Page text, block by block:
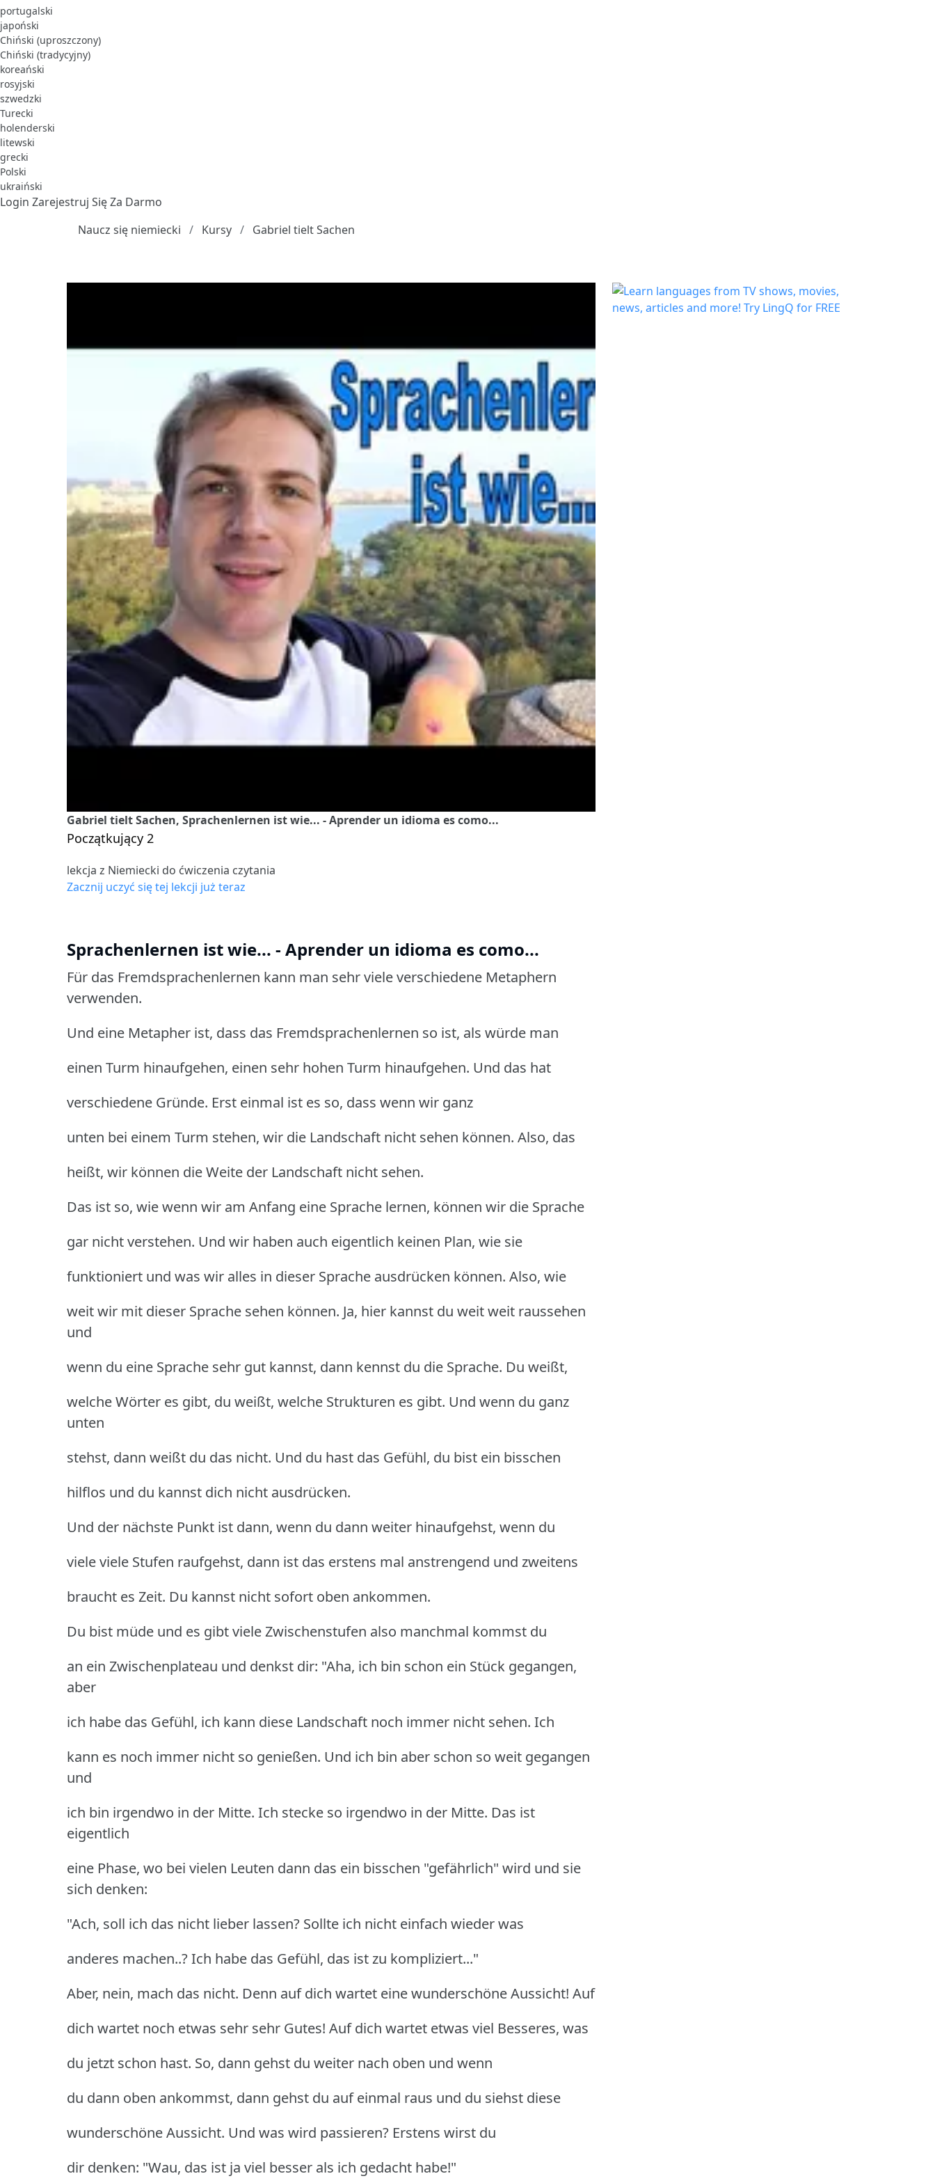
portugalski
japoński
Chiński (uproszczony)
Chiński (tradycyjny)
koreański
rosyjski
szwedzki
Turecki
holenderski
litewski
grecki
Polski
ukraiński
Login Zarejestruj Się Za Darmo
Naucz się niemiecki
Kursy Gabriel tielt Sachen
Gabriel tielt Sachen, Sprachenlernen ist wie... - Aprender un idioma es como...
Początkujący 2
lekcja z Niemiecki do ćwiczenia czytania
Zacznij uczyć się tej lekcji już teraz
Sprachenlernen ist wie... - Aprender un idioma es como...
Für das Fremdsprachenlernen kann man sehr viele verschiedene Metaphern
verwenden.
Und eine Metapher ist, dass das Fremdsprachenlernen so ist, als würde man
einen Turm hinaufgehen, einen sehr hohen Turm hinaufgehen. Und das hat
verschiedene Gründe. Erst einmal ist es so, dass wenn wir ganz
unten bei einem Turm stehen, wir die Landschaft nicht sehen können. Also, das
heißt, wir können die Weite der Landschaft nicht sehen.
Das ist so, wie wenn wir am Anfang eine Sprache lernen, können wir die Sprache
gar nicht verstehen. Und wir haben auch eigentlich keinen Plan, wie sie
funktioniert und was wir alles in dieser Sprache ausdrücken können. Also, wie
weit wir mit dieser Sprache sehen können. Ja, hier kannst du weit weit raussehen
und
wenn du eine Sprache sehr gut kannst, dann kennst du die Sprache. Du weißt,
welche Wörter es gibt, du weißt, welche Strukturen es gibt. Und wenn du ganz
unten
stehst, dann weißt du das nicht. Und du hast das Gefühl, du bist ein bisschen
hilflos und du kannst dich nicht ausdrücken.
Und der nächste Punkt ist dann, wenn du dann weiter hinaufgehst, wenn du
viele viele Stufen raufgehst, dann ist das erstens mal anstrengend und zweitens
braucht es Zeit. Du kannst nicht sofort oben ankommen.
Du bist müde und es gibt viele Zwischenstufen also manchmal kommst du
an ein Zwischenplateau und denkst dir: "Aha, ich bin schon ein Stück gegangen,
aber
ich habe das Gefühl, ich kann diese Landschaft noch immer nicht sehen. Ich
kann es noch immer nicht so genießen. Und ich bin aber schon so weit gegangen
und
ich bin irgendwo in der Mitte. Ich stecke so irgendwo in der Mitte. Das ist
eigentlich
eine Phase, wo bei vielen Leuten dann das ein bisschen "gefährlich" wird und sie
sich denken:
"Ach, soll ich das nicht lieber lassen? Sollte ich nicht einfach wieder was
anderes machen..? Ich habe das Gefühl, das ist zu kompliziert..."
Aber, nein, mach das nicht. Denn auf dich wartet eine wunderschöne Aussicht! Auf
dich wartet noch etwas sehr sehr Gutes! Auf dich wartet etwas viel Besseres, was
du jetzt schon hast. So, dann gehst du weiter nach oben und wenn
du dann oben ankommst, dann gehst du auf einmal raus und du siehst diese
wunderschöne Aussicht. Und was wird passieren? Erstens wirst du
dir denken: "Wau, das ist ja viel besser als ich gedacht habe!"